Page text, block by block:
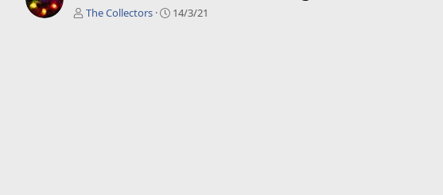
T
The Collectors
C14/3/21